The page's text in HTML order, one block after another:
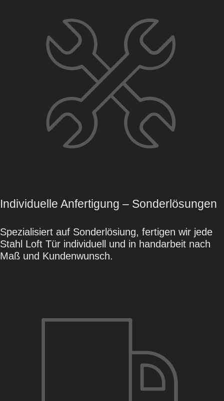
Individuelle Anfertigung – Sonderlösungen
Spezialisiert auf Sonderlösiung, fertigen wir jede
Stahl Loft Tür individuell und in handarbeit nach
Maß und Kundenwunsch.